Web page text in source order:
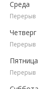
Среда
Четверг
Пятница